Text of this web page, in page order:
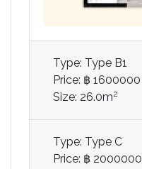
Type: Type B1
Price: ฿ 1600000
Size: 26.0m2
Type: Type C
Price: ฿ 2000000